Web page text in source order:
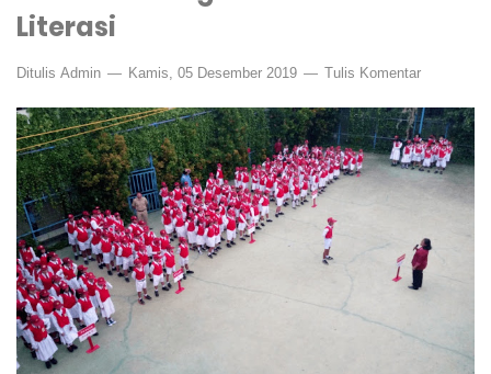
Literasi
Ditulis Admin Kamis, 05 Desember 2019 Tulis Komentar